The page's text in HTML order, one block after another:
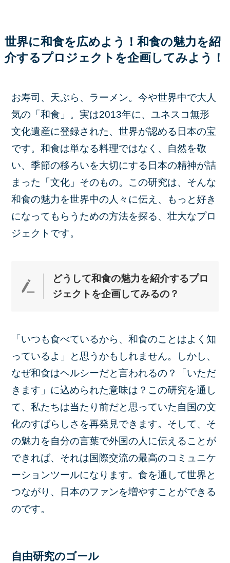
世界に和食を広めよう！和食の魅力を紹
介するプロジェクトを企画してみよう！
お寿司、天ぷら、ラーメン。今や世界中で大人
気の「和食」。実は2013年に、ユネスコ無形
文化遺産に登録された、世界が認める日本の宝
です。和食は単なる料理ではなく、自然を敬
い、季節の移ろいを大切にする日本の精神が詰
まった「文化」そのもの。この研究は、そんな
和食の魅力を世界中の人々に伝え、もっと好き
になってもらうための方法を探る、壮大なプロ
ジェクトです。
どうして和食の魅力を紹介するプロ
ジェクトを企画してみるの？
「いつも食べているから、和食のことはよく知
っているよ」と思うかもしれません。しかし、
なぜ和食はヘルシーだと言われるの？「いただ
きます」に込められた意味は？この研究を通し
て、私たちは当たり前だと思っていた自国の文
化のすばらしさを再発見できます。そして、そ
の魅力を自分の言葉で外国の人に伝えることが
できれば、それは国際交流の最高のコミュニケ
ーションツールになります。食を通して世界と
つながり、日本のファンを増やすことができる
のです。
自由研究のゴール